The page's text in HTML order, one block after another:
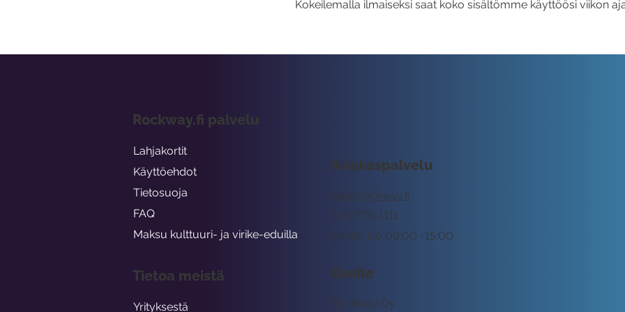
Kokeilemalla ilmaiseksi saat koko sisältömme käyttöösi viikon
Asiakaspalvelu
tuki@rockway.fi
Arkisin klo 09:00 -15:00
045 7731 1111
Osoite
Rockway Oy
Rockway.fi palvelu
Lahjakortit
Käyttöehdot
Tietosuoja
FAQ
Maksu kulttuuri- ja virike-eduilla
Tietoa meistä
Yrityksestä